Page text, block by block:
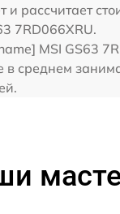
и рассчитает
7RD066XRU.
MSI GS63
в среднем